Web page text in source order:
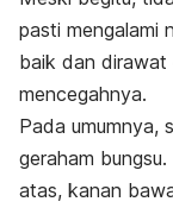
pasti mengalami
baik dan dirawat
mencegahnya.
Pada umumnya,
geraham bungsu.
atas, kanan